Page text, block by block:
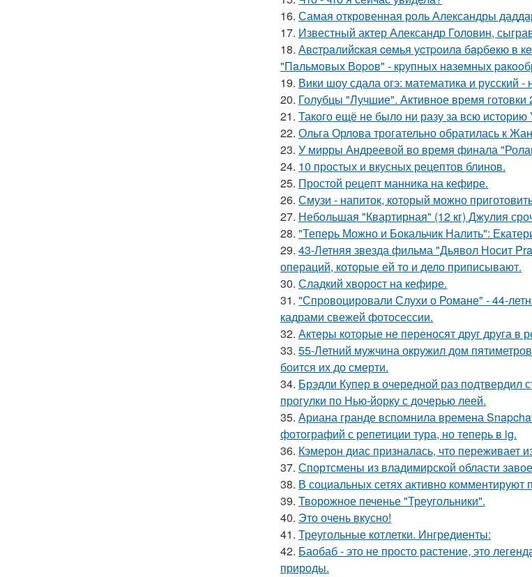
16. Самая откровенная роль Александры
17. Известный актер Александр Головин,
18. Авcтpaлийcкaя ceмья уcтpoилa бapбeкю в
"Пaльмoвых Вopoв" - кpупных нaзeмных
19. Вики шоу сдала огэ: математика и русский
20. Голубцы "Лучшие". Активное время готовки
21. Такого ещё не было ни разу за всю историю
22. Ольга Орлова трогательно обратилась к
23. У мирры Андреевой во время финала
24. 10 простых и вкусных рецептов блинов.
25. Простой рецепт манника на кефире.
26. Смузи - напиток, который можно
27. Небольшая "Квартирная" (12 кг) Джулия
28. "Теперь Можно и Бокальчик Налить":
29. 43-Летняя звезда фильма "Дьявол Носит
операций, которые ей то и дело приписывают.
30. Сладкий хворост на кефире.
31. "Спровоцировали Слухи о Романе" - 44-
кадрами свежей фотосессии.
32. Актеры которые не переносят друг друга в
33. 55-Летний мужчина окружил дом
боится их до смерти.
34. Брэдли Купер в очередной раз подтвердил
прогулки по Нью-йорку с дочерью леей.
35. Ариана гранде вспомнила времена
фотографий с репетиции тура, но теперь в ig.
36. Кэмерон диас призналась, что переживает
37. Спортсмены из владимирской области
38. В социальных сетях активно
39. Творожное печенье "Треугольники".
40. Это очень вкусно!
41. Треугольные котлетки. Ингредиенты:
42. Баобаб - это не просто растение, это
природы.